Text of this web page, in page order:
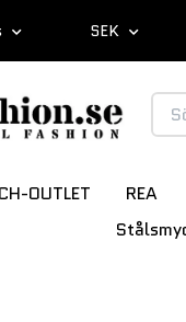
SEK
OUTLET REA